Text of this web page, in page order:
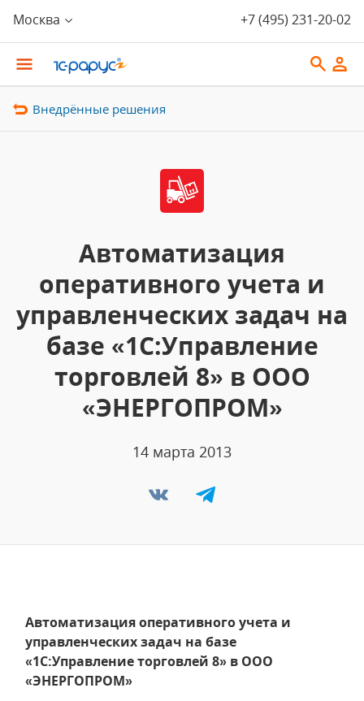
Москва +7 (495) 231-20-02
Внедрённые решения
Автоматизация
оперативного учета и
управленческих задач на
базе «1С:Управление
торговлей 8» в ООО
«ЭНЕРГОПРОМ»
14 марта 2013
Автоматизация оперативного учета и
управленческих задач на базе
«1С:Управление торговлей 8» в ООО
«ЭНЕРГОПРОМ»